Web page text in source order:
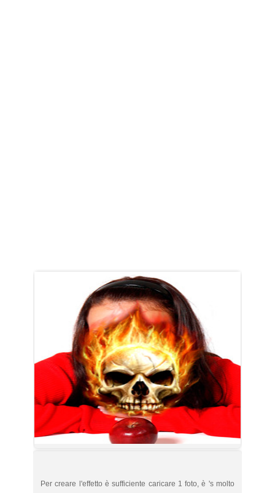
Per creare l'effetto è sufficiente caricare 1 foto, è 's molto